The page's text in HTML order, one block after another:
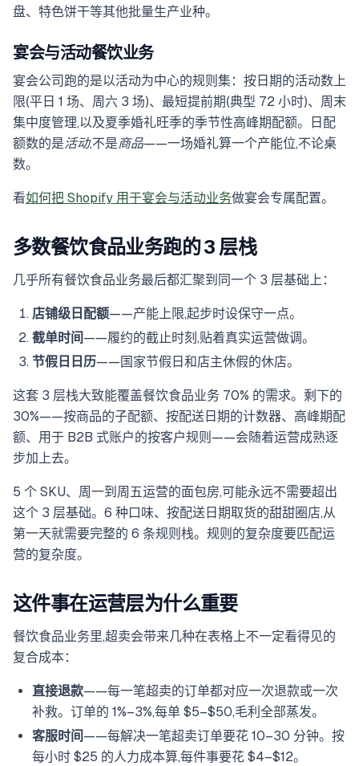
盘、特色饼干等其他批量生产业种。
宴会与活动餐饮业务
宴会公司跑的是以活动为中心的规则集：按日期的活动数上
限(平日 1 场、周六 3 场)、最短提前期(典型 72 小时)、周末
集中度管理,以及夏季婚礼旺季的季节性高峰期配额。日配
额数的是活动,不是商品——一场婚礼算一个产能位,不论桌
数。
看如何把 Shopify 用于宴会与活动业务做宴会专属配置。
多数餐饮食品业务跑的 3 层栈
几乎所有餐饮食品业务最后都汇聚到同一个 3 层基础上：
店铺级日配额——产能上限,起步时设保守一点。
截单时间 ——履约的截止时刻,贴着真实运营做调。
节假日日历——国家节假日和店主休假的休店。
这套 3 层栈大致能覆盖餐饮食品业务 70% 的需求。剩下的
30%——按商品的子配额、按配送日期的计数器、高峰期配
额、用于 B2B 式账户的按客户规则——会随着运营成熟逐
步加上去。
5 个 SKU、周一到周五运营的面包房,可能永远不需要超出
这个 3 层基础。6 种口味、按配送日期取货的甜甜圈店,从
第一天就需要完整的 6 条规则栈。规则的复杂度要匹配运
营的复杂度。
这件事在运营层为什么重要
餐饮食品业务里,超卖会带来几种在表格上不一定看得见的
复合成本：
直接退款——每一笔超卖的订单都对应一次退款或一次
补救。订单的 1%–3%,每单 $5–$50,毛利全部蒸发。
客服时间 ——每解决一笔超卖订单要花 10–30 分钟。按
每小时 $25 的人力成本算,每件事要花 $4–$12。